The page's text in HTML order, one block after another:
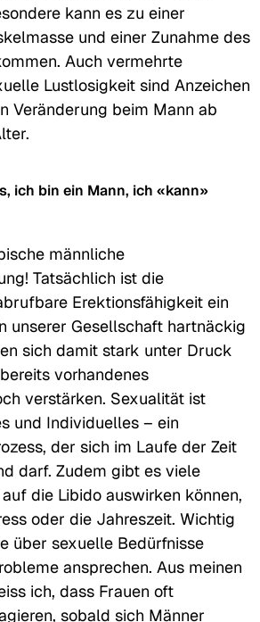
kann es zu einer
und einer Zunahme des
Auch vermehrte
Lustlosigkeit sind Anzeichen
Veränderung beim Mann ab
ich bin ein Mann, ich «kann»
männliche
Tatsächlich ist die
Erektionsfähigkeit ein
unserer Gesellschaft hartnäckig
sich damit stark unter Druck
vorhandenes
verstärken. Sexualität ist
und Individuelles – ein
der sich im Laufe der Zeit
darf. Zudem gibt es viele
die Libido auswirken können,
oder die Jahreszeit. Wichtig
über sexuelle Bedürfnisse
ansprechen. Aus meinen
ich, dass Frauen oft
sobald sich Männer